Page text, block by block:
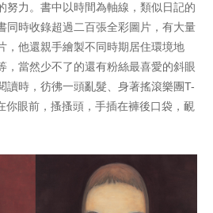
努力。書中以時間為軸線，類似日記的
同時收錄超過二百張全彩圖片，有大量
，他還親手繪製不同時期居住環境地
當然少不了的還有粉絲最喜愛的斜眼
讀時，彷彿一頭亂髮、身著搖滾樂團T-
你眼前，搔搔頭，手插在褲後口袋，靦